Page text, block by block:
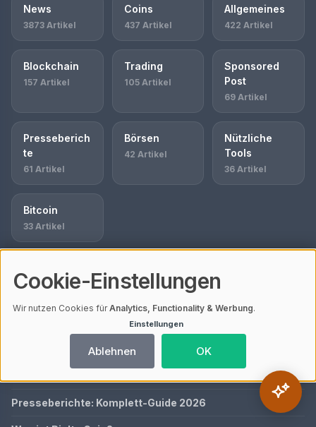
News
3873 Artikel
Coins
437 Artikel
Allgemeines
422 Artikel
Blockchain
157 Artikel
Trading
105 Artikel
Sponsored
Post
69 Artikel
Presseberich
te
61 Artikel
Börsen
42 Artikel
Nützliche
Tools
36 Artikel
Bitcoin
33 Artikel
Staking: Passive Einkünfte durch Kryptowährungen
Altcoin XRP: Perspektiven und Chancen für Investoren
Presseberichte: Komplett-Guide 2026
Cookie-Einstellungen
Wir nutzen Cookies fürAnalytics, Functionality & Werbung.
Einstellungen
Ablehnen OK